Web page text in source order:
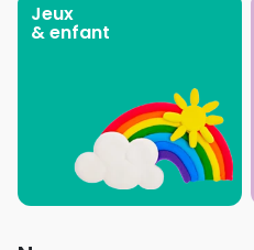
Jeux
& enfant